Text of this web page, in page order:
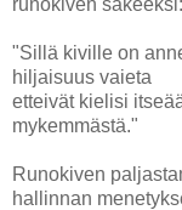
"Sillä kiville on
hiljaisuus vaieta
etteivät kielisi
mykemmästä."
Runokiven
hallinnan